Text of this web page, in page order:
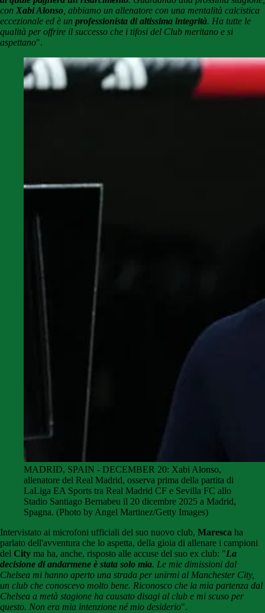
con Xabi Alonso , abbiamo un allenatore con una mentalità calcistica
eccezionale ed è un professionista di altissima integrità. Ha tutte le
qualità per offrire il successo che i tifosi del Club meritano e si
aspettano".
MADRID, SPAIN - DECEMBER 20: Xabi Alonso,
allenatore del Real Madrid, osserva prima della partita di
LaLiga EA Sports tra Real Madrid CF e Sevilla FC allo
Stadio Santiago Bernabeu il 20 dicembre 2025 a Madrid,
Spagna. (Photo by Angel Martinez/Getty Images)
Intervistato ai microfoni ufficiali del suo nuovo club, Maresca ha
parlato dell'avventura che lo aspetta, della gioia di allenare i campioni
del City ma ha, anche, risposto alle accuse del suo ex club: "La
decisione di andarmene è stata solo mia. Le mie dimissioni dal
Chelsea mi hanno aperto una strada per unirmi al Manchester City,
un club che conoscevo molto bene. Riconosco che la mia partenza dal
Chelsea a metà stagione ha causato disagi al club e mi scuso per
questo. Non era mia intenzione né mio desiderio".